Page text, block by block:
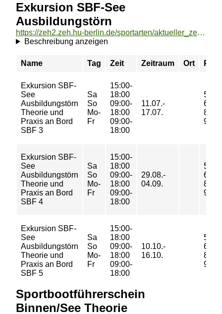
Exkursion SBF-See
Ausbildungstörn
https://zeh2.zeh.hu-berlin.de/sportarten/aktueller_zeitraum/_Exkursion_SBF-See_Ausbildungstoern.html
Beschreibung anzeigen
Name Tag Zeit Zeitraum Ort
Exkursion SBF-
See
Ausbildungstörn
Theorie und
Praxis an Bord
SBF 3
Sa
So
Mo-
Fr
15:00-
18:00
09:00-
18:00
09:00-
18:00
11.07.-
17.07.
69/
80/
90 €
Exkursion SBF-
See
Ausbildungstörn
Theorie und
Praxis an Bord
SBF 4
Sa
So
Mo-
Fr
15:00-
18:00
09:00-
18:00
09:00-
18:00
29.08.-
04.09.
69/
80/
90 €
Exkursion SBF-
See
Ausbildungstörn
Theorie und
Praxis an Bord
SBF 5
Sa
So
Mo-
Fr
15:00-
18:00
09:00-
18:00
09:00-
18:00
10.10.-
16.10.
69/
80/
90 €
Sportbootführerschein
Binnen/See Theorie